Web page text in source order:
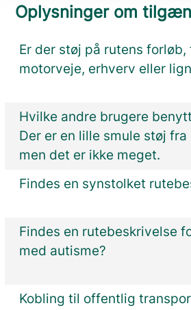
Oplysninger om
Er der støj på rutens
motorveje, erhverv eller
Hvilke andre brugere
Der er en lille smule støj
men det er ikke meget.
Findes en synstolket
Findes en rutebeskrivelse
med autisme?
Kobling til offentlig